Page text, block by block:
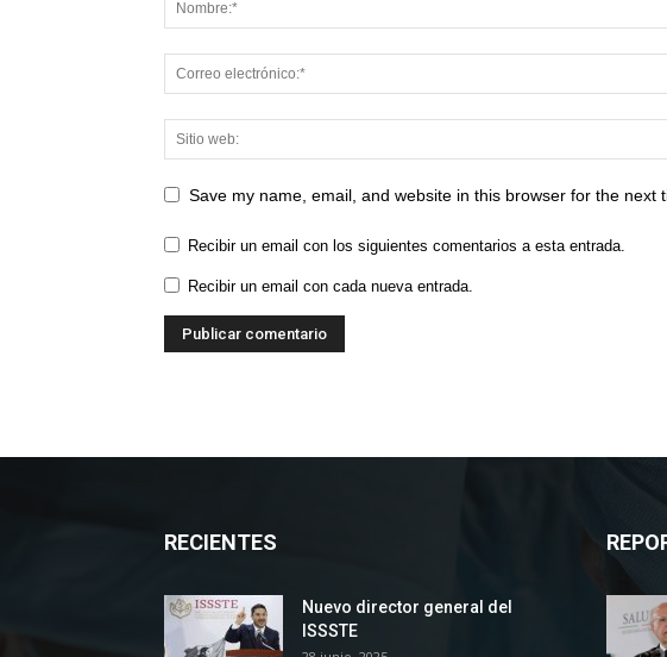
Save my name, email, and website in this browser for the next
Recibir un email con los siguientes comentarios a esta entrada.
Recibir un email con cada nueva entrada.
RECIENTES
Nuevo director general del
ISSSTE